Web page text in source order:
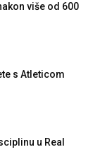
više od 600
s Atleticom
u Real